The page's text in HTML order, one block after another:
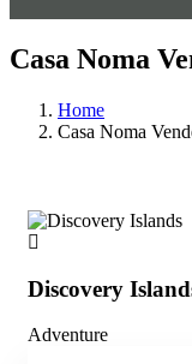
Casa Noma
Home
Casa Noma
Discovery
Adventure